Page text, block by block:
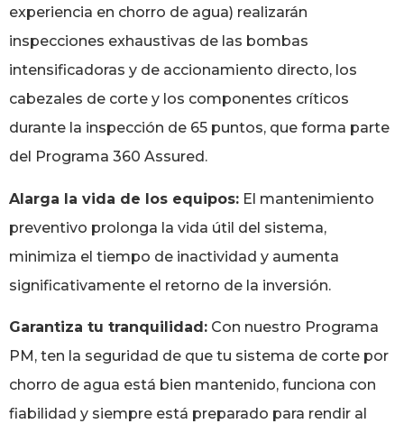
experiencia en chorro de agua) realizarán
inspecciones exhaustivas de las bombas
intensificadoras y de accionamiento directo, los
cabezales de corte y los componentes críticos
durante la inspección de 65 puntos, que forma parte
del Programa 360 Assured.
Alarga la vida de los equipos: El mantenimiento
preventivo prolonga la vida útil del sistema,
minimiza el tiempo de inactividad y aumenta
significativamente el retorno de la inversión.
Garantiza tu tranquilidad: Con nuestro Programa
PM, ten la seguridad de que tu sistema de corte por
chorro de agua está bien mantenido, funciona con
fiabilidad y siempre está preparado para rendir al